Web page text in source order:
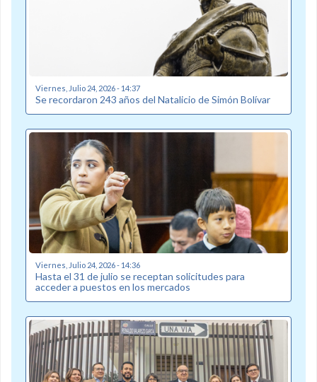
Viernes, Julio 24, 2026 - 14:37
Se recordaron 243 años del Natalicio de Simón Bolívar
Viernes, Julio 24, 2026 - 14:36
Hasta el 31 de julio se receptan solicitudes para
acceder a puestos en los mercados